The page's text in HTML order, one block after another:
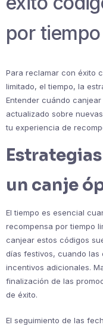
por
Para reclamar con éxito
limitado, el tiempo, la
Entender cuándo
actualizado sobre
tu experiencia de
un canje
El tiempo es esencial
recompensa por tiempo
canjear estos códigos
días festivos, cuando las
incentivos adicionales.
finalización de las
de éxito.
El seguimiento de las